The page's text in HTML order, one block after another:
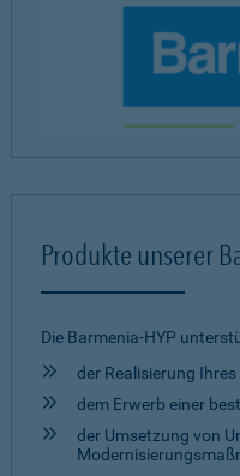
Produkte unserer
Die Barmenia-HYP
der Realisierung
dem Erwerb einer
der Umsetzung von